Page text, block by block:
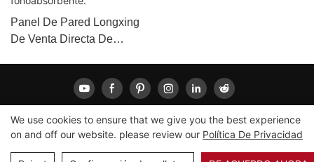
Panel De Pared Longxing
De Venta Directa De
De Abeja Compuesto De
Aluminio Fonoabsorbente.
Copyright © 2026 LONGXING |Mapa del sitio|Política de
privacidad
We use cookies to ensure that we give you the best experience
on and off our website. please review our Política De Privacidad